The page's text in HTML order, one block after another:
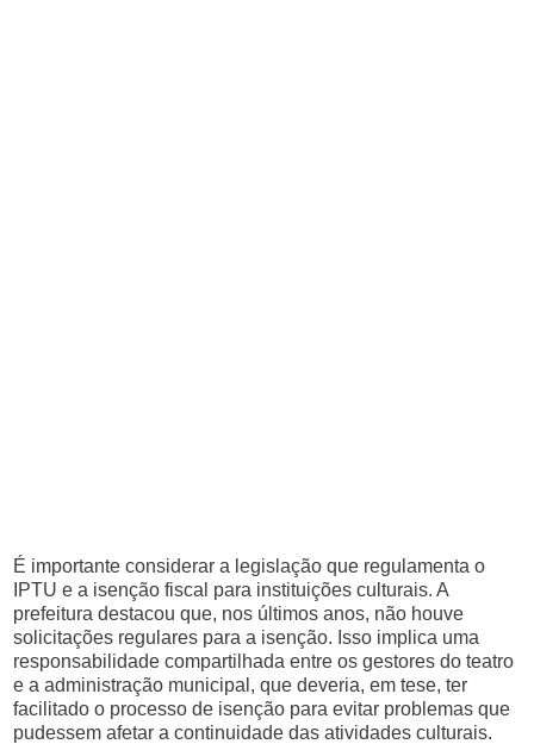
É importante considerar a legislação que regulamenta o
IPTU e a isenção fiscal para instituições culturais. A
prefeitura destacou que, nos últimos anos, não houve
solicitações regulares para a isenção. Isso implica uma
responsabilidade compartilhada entre os gestores do teatro
e a administração municipal, que deveria, em tese, ter
facilitado o processo de isenção para evitar problemas que
pudessem afetar a continuidade das atividades culturais.